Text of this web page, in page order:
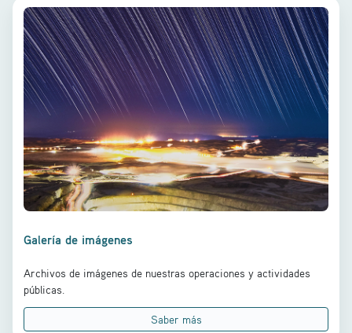
Galería de imágenes
Archivos de imágenes de nuestras operaciones y actividades
públicas.
Saber más